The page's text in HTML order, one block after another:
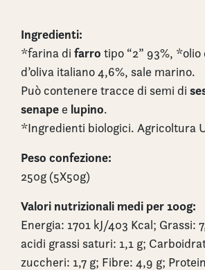
Ingredienti:
*farina di farro tipo “2” 93%,
d’oliva italiano 4,6%, sale marino.
Può contenere tracce di semi di
senape e lupino.
*Ingredienti biologici. Agricoltura
Peso confezione:
250g (5X50g)
Valori nutrizionali medi per 100g:
Energia: 1701 kJ/403 Kcal; Grassi:
acidi grassi saturi: 1,1 g;
zuccheri: 1,7 g; Fibre: 4,9 g;